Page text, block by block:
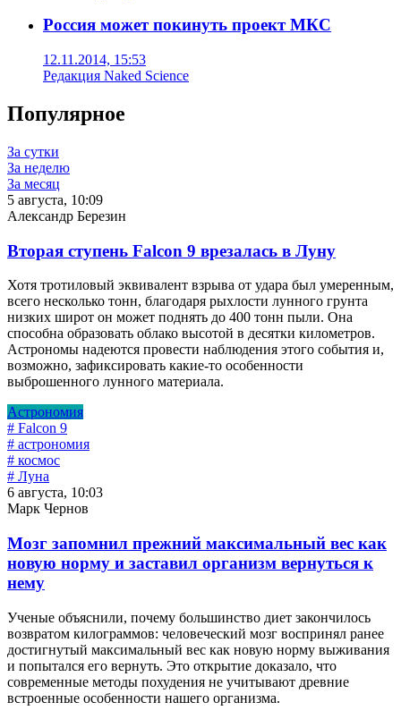
Россия может покинуть проект МКС
12.11.2014, 15:53
Редакция Naked Science
Популярное
За сутки
За неделю
За месяц
5 августа, 10:09
Александр Березин
Вторая ступень Falcon 9 врезалась в Луну
Хотя тротиловый эквивалент взрыва от удара был умеренным,
всего несколько тонн, благодаря рыхлости лунного грунта
низких широт он может поднять до 400 тонн пыли. Она
способна образовать облако высотой в десятки километров.
Астрономы надеются провести наблюдения этого события и,
возможно, зафиксировать какие-то особенности
выброшенного лунного материала.
Астрономия
# Falcon 9
# астрономия
# космос
# Луна
6 августа, 10:03
Марк Чернов
Мозг запомнил прежний максимальный вес как
новую норму и заставил организм вернуться к
нему
Ученые объяснили, почему большинство диет закончилось
возвратом килограммов: человеческий мозг воспринял ранее
достигнутый максимальный вес как новую норму выживания
и попытался его вернуть. Это открытие доказало, что
современные методы похудения не учитывают древние
встроенные особенности нашего организма.